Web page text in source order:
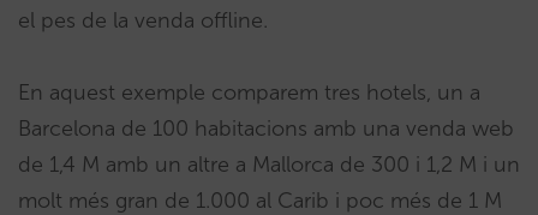
el pes de la venda offline.
En aquest exemple comparem tres hotels, un a
Barcelona de 100 habitacions amb una venda web
de 1,4 M amb un altre a Mallorca de 300 i 1,2 M i un
molt més gran de 1.000 al Carib i poc més de 1 M